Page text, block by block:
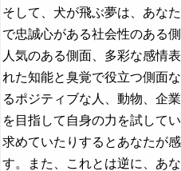
そして、犬が飛ぶ夢は、あな
で忠誠心がある社会性のある
人気のある側面、多彩な感情
れた知能と臭覚で役立つ側面
るポジティブな人、動物、企
を目指して自身の力を試して
求めていたりするとあなたが
す。また、これとは逆に、あ